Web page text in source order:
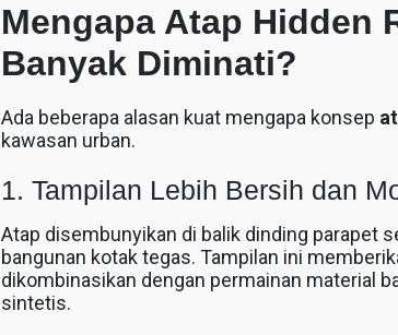
Mengapa Atap Hidden
Banyak Diminati?
Ada beberapa alasan kuat mengapa konsep
kawasan urban.
1. Tampilan Lebih Bersih dan
Atap disembunyikan di balik dinding parapet
bangunan kotak tegas. Tampilan ini
dikombinasikan dengan permainan material
sintetis.